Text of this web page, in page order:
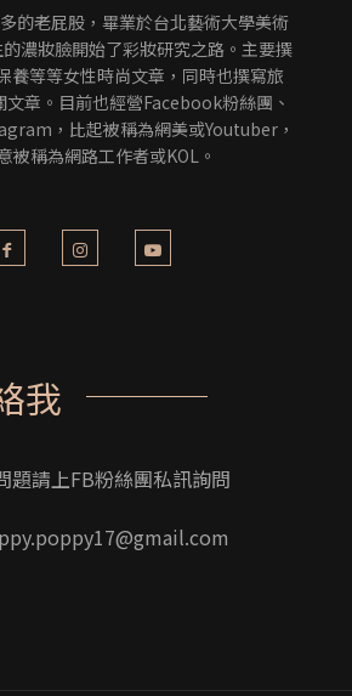
的老屁股，畢業於台北藝術大學美術
濃妝臉開始了彩妝研究之路。主要撰
養等等女性時尚文章，同時也撰寫旅
文章。目前也經營Facebook粉絲團、
，比起被稱為網美或Youtuber，
被稱為網路工作者或KOL。
我
題請上FB粉絲團私訊詢問